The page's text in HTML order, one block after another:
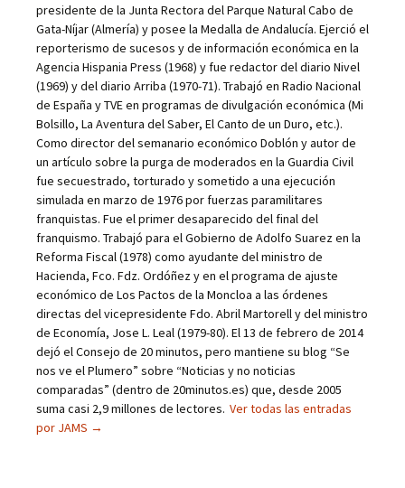
presidente de la Junta Rectora del Parque Natural Cabo de
Gata-Níjar (Almería) y posee la Medalla de Andalucía. Ejerció el
reporterismo de sucesos y de información económica en la
Agencia Hispania Press (1968) y fue redactor del diario Nivel
(1969) y del diario Arriba (1970-71). Trabajó en Radio Nacional
de España y TVE en programas de divulgación económica (Mi
Bolsillo, La Aventura del Saber, El Canto de un Duro, etc.).
Como director del semanario económico Doblón y autor de
un artículo sobre la purga de moderados en la Guardia Civil
fue secuestrado, torturado y sometido a una ejecución
simulada en marzo de 1976 por fuerzas paramilitares
franquistas. Fue el primer desaparecido del final del
franquismo. Trabajó para el Gobierno de Adolfo Suarez en la
Reforma Fiscal (1978) como ayudante del ministro de
Hacienda, Fco. Fdz. Ordóñez y en el programa de ajuste
económico de Los Pactos de la Moncloa a las órdenes
directas del vicepresidente Fdo. Abril Martorell y del ministro
de Economía, Jose L. Leal (1979-80). El 13 de febrero de 2014
dejó el Consejo de 20 minutos, pero mantiene su blog “Se
nos ve el Plumero” sobre “Noticias y no noticias
comparadas” (dentro de 20minutos.es) que, desde 2005
suma casi 2,9 millones de lectores. Ver todas las entradas
por JAMS →